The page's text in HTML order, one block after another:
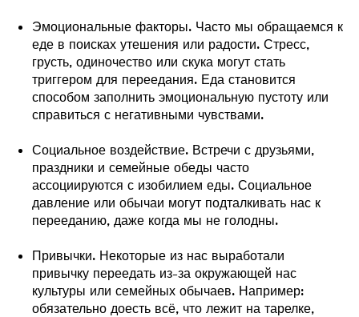
Эмоциональные факторы. Часто мы обращаемся к
еде в поисках утешения или радости. Стресс,
грусть, одиночество или скука могут стать
триггером для переедания. Еда становится
способом заполнить эмоциональную пустоту или
справиться с негативными чувствами.
Социальное воздействие. Встречи с друзьями,
праздники и семейные обеды часто
ассоциируются с изобилием еды. Социальное
давление или обычаи могут подталкивать нас к
перееданию, даже когда мы не голодны.
Привычки. Некоторые из нас выработали
привычку переедать из-за окружающей нас
культуры или семейных обычаев. Например:
обязательно доесть всё, что лежит на тарелке,